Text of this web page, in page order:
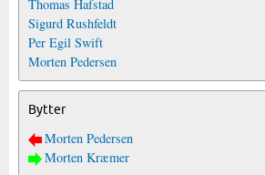
Thomas Hafstad
Sigurd Rushfeldt
Per Egil Swift
Morten Pedersen
Bytter
Morten Pedersen
Morten Kræmer